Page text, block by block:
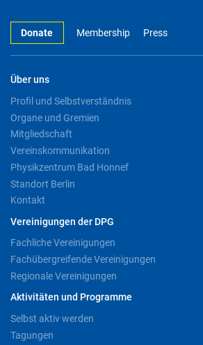
Donate Membership Press
Über uns
Profil und Selbstverständnis
Organe und Gremien
Mitgliedschaft
Vereinskommunikation
Physikzentrum Bad Honnef
Standort Berlin
Kontakt
Vereinigungen der DPG
Fachliche Vereinigungen
Fachübergreifende Vereinigungen
Regionale Vereinigungen
Aktivitäten und Programme
Selbst aktiv werden
Tagungen